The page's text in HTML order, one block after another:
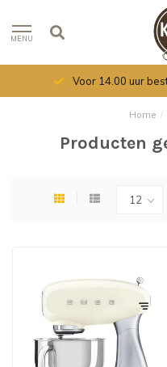
MENU
Voor 14.00 uur
Home /
Producten